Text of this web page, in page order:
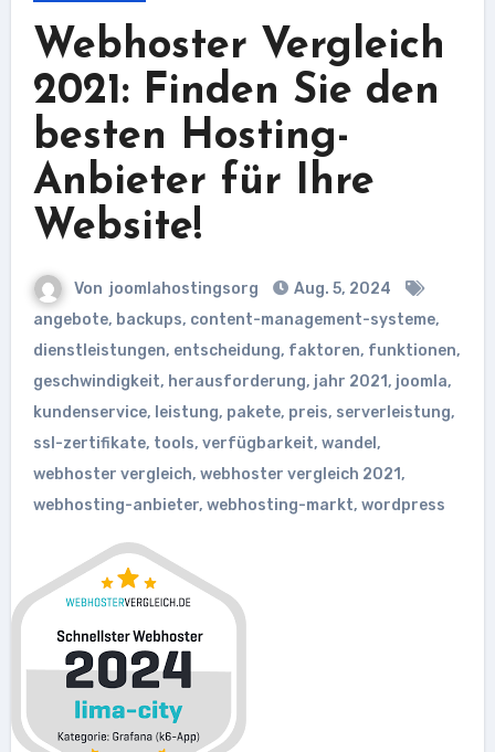
Webhoster Vergleich
2021: Finden Sie den
besten Hosting-
Anbieter für Ihre
Website!
Von joomlahostingsorg
Aug. 5, 2024
angebote, backups, content-management-systeme,
dienstleistungen, entscheidung, faktoren, funktionen,
geschwindigkeit, herausforderung, jahr 2021, joomla,
kundenservice, leistung, pakete, preis, serverleistung,
ssl-zertifikate, tools, verfügbarkeit, wandel ,
webhoster vergleich, webhoster vergleich 2021,
webhosting-anbieter, webhosting-markt, wordpress